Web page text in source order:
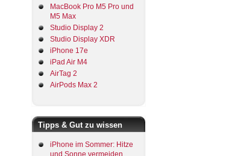
MacBook Pro M5 Pro und
M5 Max
Studio Display 2
Studio Display XDR
iPhone 17e
iPad Air M4
AirTag 2
AirPods Max 2
Tipps & Gut zu wissen
iPhone im Sommer: Hitze